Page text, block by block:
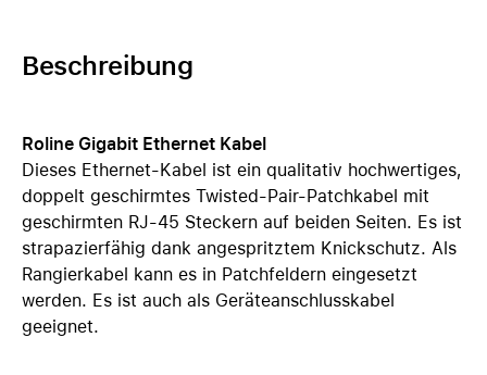
Beschreibung
Roline Gigabit Ethernet Kabel
Dieses Ethernet-Kabel ist ein qualitativ hochwertiges,
doppelt geschirmtes Twisted-Pair-Patchkabel mit
geschirmten RJ-45 Steckern auf beiden Seiten. Es ist
strapazierfähig dank angespritztem Knickschutz. Als
Rangierkabel kann es in Patchfeldern eingesetzt
werden. Es ist auch als Geräteanschlusskabel
geeignet.